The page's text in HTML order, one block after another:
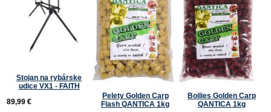
Stojan na rybárske
udice VX1 - FAITH
89,99 €
Pelety Golden Carp
Flash QANTICA 1kg
Boilies Golden Carp
QANTICA 1kg